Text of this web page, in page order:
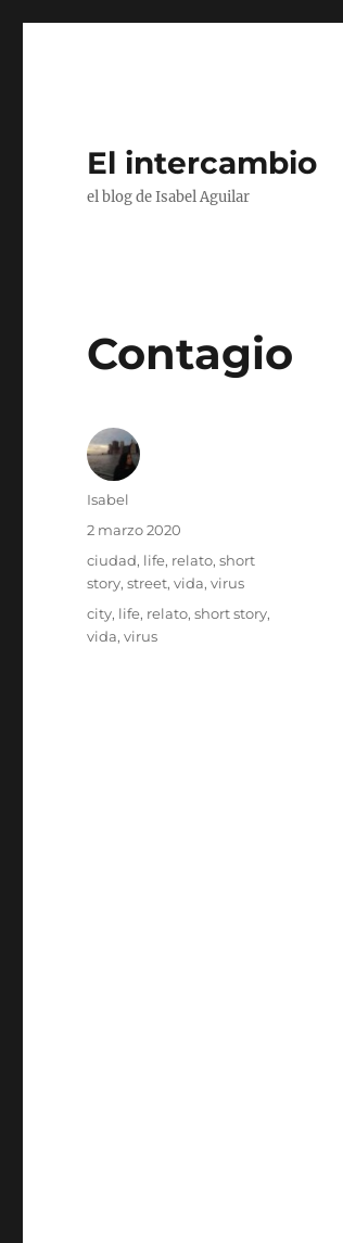
El intercambio
el blog de Isabel Aguilar
Contagio
Autor
Isabel
Publicado
el
2 marzo 2020
Categorías
ciudad, life, relato,short
story,street,vida,virus
Etiquetas
city, life, relato,short story,
vida,virus